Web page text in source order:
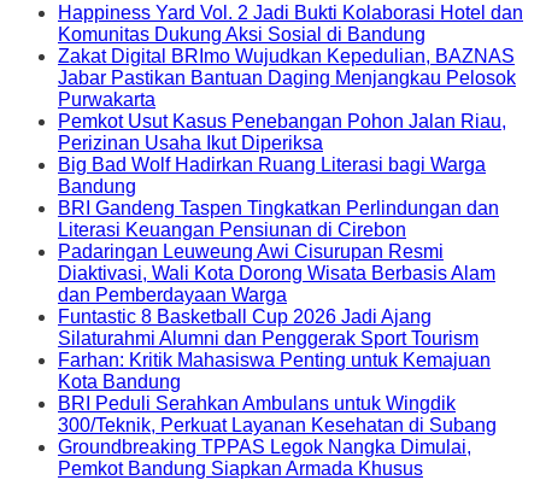
Happiness Yard Vol. 2 Jadi Bukti Kolaborasi Hotel dan
Komunitas Dukung Aksi Sosial di Bandung
Zakat Digital BRImo Wujudkan Kepedulian, BAZNAS
Jabar Pastikan Bantuan Daging Menjangkau Pelosok
Purwakarta
Pemkot Usut Kasus Penebangan Pohon Jalan Riau,
Perizinan Usaha Ikut Diperiksa
Big Bad Wolf Hadirkan Ruang Literasi bagi Warga
Bandung
BRI Gandeng Taspen Tingkatkan Perlindungan dan
Literasi Keuangan Pensiunan di Cirebon
Padaringan Leuweung Awi Cisurupan Resmi
Diaktivasi, Wali Kota Dorong Wisata Berbasis Alam
dan Pemberdayaan Warga
Funtastic 8 Basketball Cup 2026 Jadi Ajang
Silaturahmi Alumni dan Penggerak Sport Tourism
Farhan: Kritik Mahasiswa Penting untuk Kemajuan
Kota Bandung
BRI Peduli Serahkan Ambulans untuk Wingdik
300/Teknik, Perkuat Layanan Kesehatan di Subang
Groundbreaking TPPAS Legok Nangka Dimulai,
Pemkot Bandung Siapkan Armada Khusus